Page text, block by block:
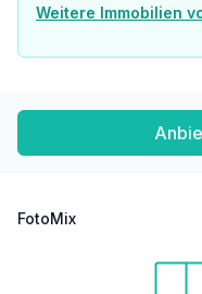
Weitere Immobilien
FotoMix